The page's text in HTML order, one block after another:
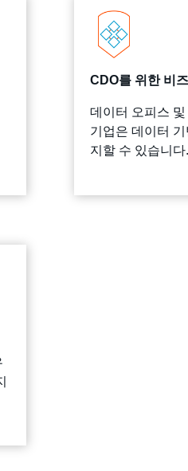
CDO를 위한 비
데이터 오피스
기업은 데이터
지할 수 있습니다.